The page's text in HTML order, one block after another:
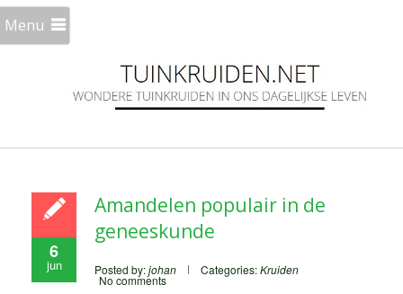
Menu
6
jun
Amandelen populair in de
geneeskunde
Posted by:johan Categories:Kruiden
No comments